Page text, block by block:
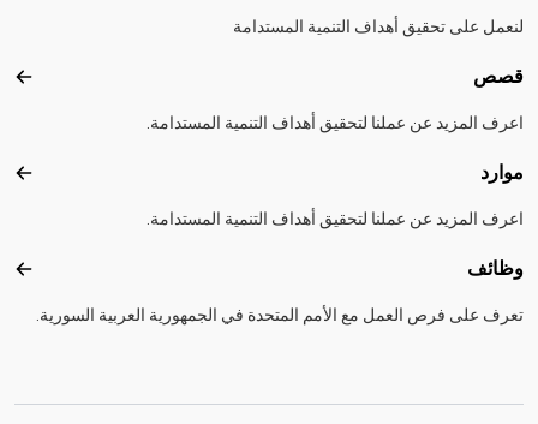
لنعمل على تحقيق أهداف التنمية المستدامة
قصص
اعرف المزيد عن عملنا لتحقيق أهداف التنمية المستدامة.
موارد
اعرف المزيد عن عملنا لتحقيق أهداف التنمية المستدامة.
وظائف
تعرف على فرص العمل مع الأمم المتحدة في الجمهورية العربية السورية.